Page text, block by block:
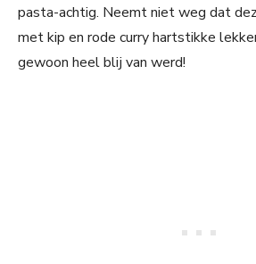
pasta-achtig. Neemt niet weg dat
met kip en rode curry hartstikke
gewoon heel blij van werd!